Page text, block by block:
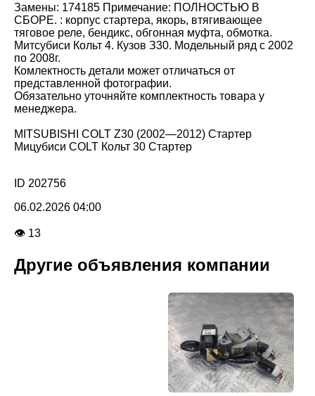
Замены: 174185 Примечание: ПОЛНОСТЬЮ В
СБОРЕ. : корпус стартера, якорь, втягивающее
тяговое реле, бендикс, обгонная муфта, обмотка.
Митсубиси Кольт 4. Кузов З30. Модельный ряд с 2002
по 2008г.
Комлектность детали может отличаться от
представленной фотографии.
Обязательно уточняйте комплектность товара у
менеджера.
MITSUBISHI COLT Z30 (2002—2012) Стартер
Мицубиси COLT Кольт 30 Стартер
ID 202756
06.02.2026 04:00
👁 13
Другие объявления компании